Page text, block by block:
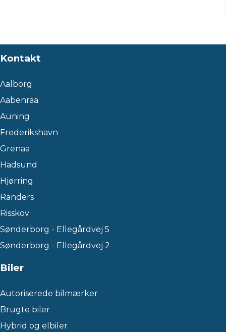
Kontakt
Aalborg
Aabenraa
Auning
Frederikshavn
Grenaa
Hadsund
Hjørring
Randers
Risskov
Sønderborg - Ellegårdvej 5
Sønderborg - Ellegårdvej 2
Biler
Autoriserede bilmærker
Brugte biler
Hybrid og elbiler